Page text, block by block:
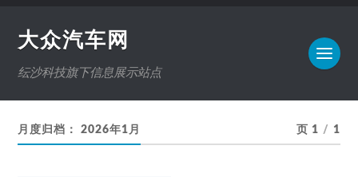
大众汽车网
纭沙科技旗下信息展示站点
月度归档：2026年1月 页 1 / 1